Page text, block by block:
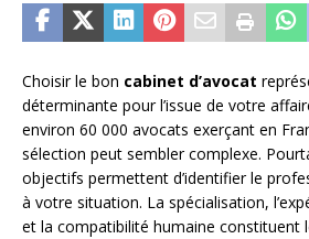
Choisir le bon cabinet d’avocat
déterminante pour l’issue de votre
environ 60 000 avocats exerçant en
sélection peut sembler complexe.
objectifs permettent d’identifier le
à votre situation. La spécialisation,
et la compatibilité humaine constituent